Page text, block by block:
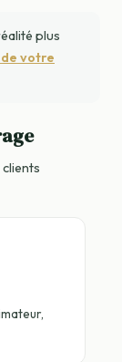
plus
votre